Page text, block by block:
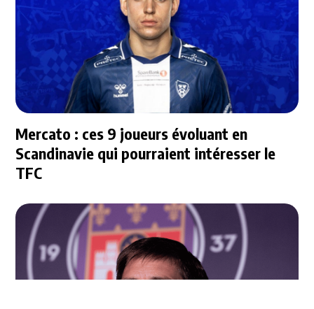
Mercato : ces 9 joueurs évoluant en
Scandinavie qui pourraient intéresser le
TFC